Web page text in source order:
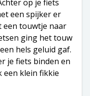
op je fiets
een spijker er
een touwtje naar
ging het touw
hels geluid gaf.
je fiets binden en
een klein fikkie